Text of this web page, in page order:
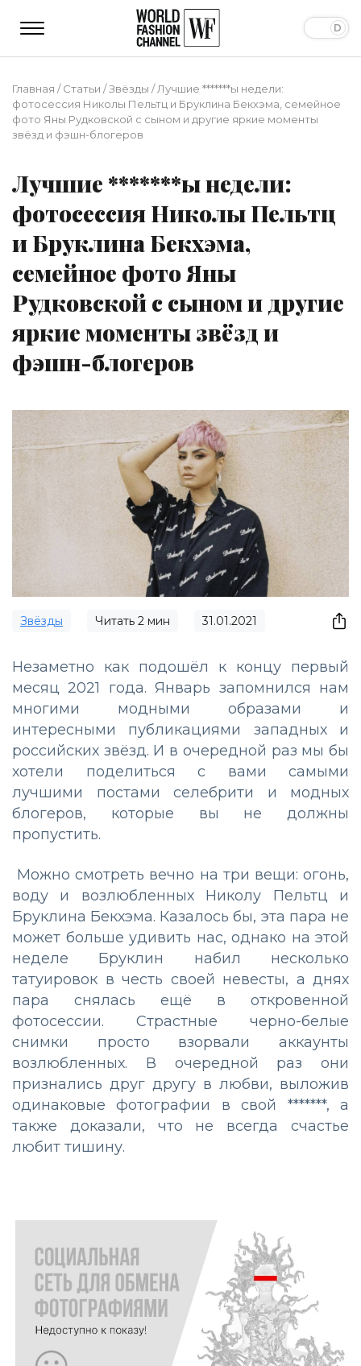
Главная /Статьи /Звёзды /Лучшие *******ы недели:
фотосессия Николы Пельтц и Бруклина Бекхэма, семейное
фото Яны Рудковской с сыном и другие яркие моменты
звёзд и фэшн-блогеров
Лучшие *******ы недели:
фотосессия Николы Пельтц
и Бруклина Бекхэма,
семейное фото Яны
Рудковской с сыном и другие
яркие моменты звёзд и
фэшн-блогеров
Звёзды Читать 2 мин 31.01.2021
Незаметно как подошёл к концу первый
месяц 2021 года. Январь запомнился нам
многими модными образами и
интересными публикациями западных и
российских звёзд. И в очередной раз мы бы
хотели поделиться с вами самыми
лучшими постами селебрити и модных
блогеров, которые вы не должны
пропустить.
Можно смотреть вечно на три вещи: огонь,
воду и возлюбленных Николу Пельтц и
Бруклина Бекхэма. Казалось бы, эта пара не
может больше удивить нас, однако на этой
неделе Бруклин набил несколько
татуировок в честь своей невесты, а днях
пара снялась ещё в откровенной
фотосессии. Страстные черно-белые
снимки просто взорвали аккаунты
возлюбленных. В очередной раз они
признались друг другу в любви, выложив
одинаковые фотографии в свой *******, а
также доказали, что не всегда счастье
любит тишину.